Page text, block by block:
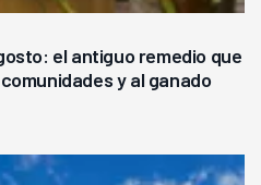
el antiguo remedio que
y al ganado